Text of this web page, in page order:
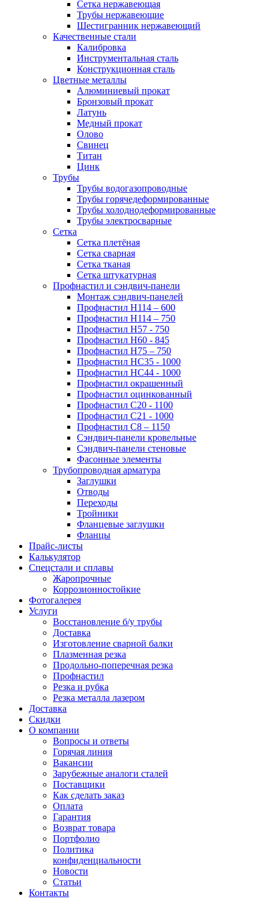
Сетка нержавеющая
Трубы нержавеющие
Шестигранник нержавеющий
Качественные стали
Калибровка
Инструментальная сталь
Конструкционная сталь
Цветные металлы
Алюминиевый прокат
Бронзовый прокат
Латунь
Медный прокат
Олово
Свинец
Титан
Цинк
Трубы
Трубы водогазопроводные
Трубы горячедеформированные
Трубы холоднодеформированные
Трубы электросварные
Сетка
Сетка плетёная
Сетка сварная
Сетка тканая
Сетка штукатурная
Профнастил и сэндвич-панели
Монтаж сэндвич-панелей
Профнастил Н114 – 600
Профнастил Н114 – 750
Профнастил Н57 - 750
Профнастил Н60 - 845
Профнастил Н75 – 750
Профнастил НС35 - 1000
Профнастил НС44 - 1000
Профнастил окрашенный
Профнастил оцинкованный
Профнастил С20 - 1100
Профнастил С21 - 1000
Профнастил С8 – 1150
Сэндвич-панели кровельные
Сэндвич-панели стеновые
Фасонные элементы
Трубопроводная арматура
Заглушки
Отводы
Переходы
Тройники
Фланцевые заглушки
Фланцы
Прайс-листы
Калькулятор
Спецстали и сплавы
Жаропрочные
Коррозионностойкие
Фотогалерея
Услуги
Восстановление б/у трубы
Доставка
Изготовление сварной балки
Плазменная резка
Продольно-поперечная резка
Профнастил
Резка и рубка
Резка металла лазером
Доставка
Скидки
О компании
Вопросы и ответы
Горячая линия
Вакансии
Зарубежные аналоги сталей
Поставщики
Как сделать заказ
Оплата
Гарантия
Возврат товара
Портфолио
Политика
конфиденциальности
Новости
Статьи
Контакты